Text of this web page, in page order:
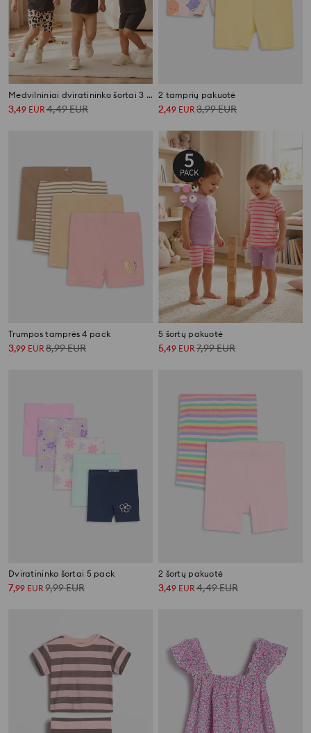
Medvilniniai dviratininko šortai 3 pack
3,49 EUR 4,49EUR
2 tamprių pakuotė
2,49 EUR 3,99EUR
Trumpos tamprės 4 pack
3,99 EUR8,99EUR
5 šortų pakuotė
5,49 EUR7,99EUR
Dviratininko šortai 5 pack
7,99 EUR9,99EUR
2 šortų pakuotė
3,49 EUR4,49EUR